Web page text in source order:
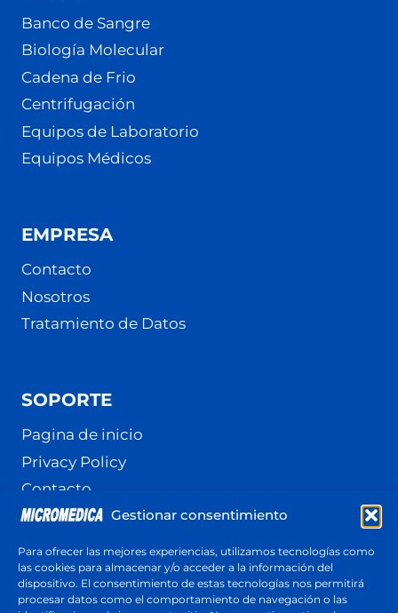
Gestionar consentimiento
Para ofrecer las mejores experiencias, utilizamos tecnologías como
las cookies para almacenar y/o acceder a la información del
dispositivo. El consentimiento de estas tecnologías nos permitirá
procesar datos como el comportamiento de navegación o las
Banco de Sangre
Biología Molecular
Cadena de Frio
Centrifugación
Equipos de Laboratorio
Equipos Médicos
EMPRESA
Contacto
Nosotros
Tratamiento de Datos
SOPORTE
Pagina de inicio
Privacy Policy
Contacto
Terminos y Condiciones